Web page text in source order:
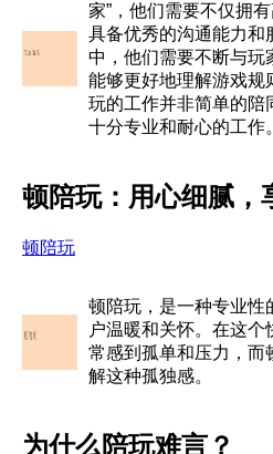
家”，他们需要不仅拥
具备优秀的沟通能力和
中，他们需要不断与玩
能够更好地理解游戏规
玩的工作并非简单的陪
十分专业和耐心的工作。
顿陪玩：用心细腻，
顿陪玩
顿陪玩，是一种专业性
户温暖和关怀。在这个
常感到孤单和压力，而
解这种孤独感。
为什么陪玩难言？